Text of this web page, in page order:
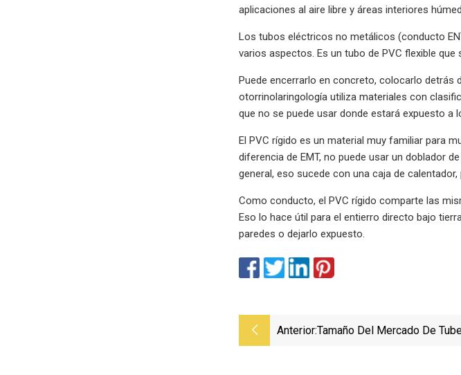
aplicaciones al aire libre y áreas interiores
Los tubos eléctricos no metálicos (conducto
varios aspectos. Es un tubo de PVC flexible
Puede encerrarlo en concreto, colocarlo detrás
otorrinolaringología utiliza materiales con
que no se puede usar donde estará expuesto a
El PVC rígido es un material muy familiar para
diferencia de EMT, no puede usar un doblador
general, eso sucede con una caja de
Como conducto, el PVC rígido comparte las
Eso lo hace útil para el entierro directo bajo
paredes o dejarlo expuesto.
Anterior:Tamaño Del Mercado De